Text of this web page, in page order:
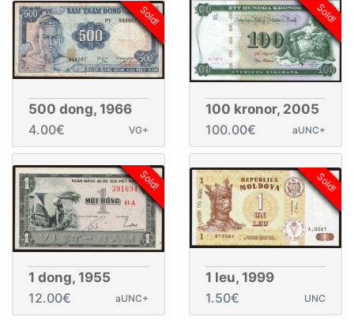
Sold!
500 dong, 1966
4.00€
VG+
Sold!
100 kronor, 2005
100.00€
aUNC+
Sold!
1 dong, 1955
12.00€
aUNC+
Sold!
1 leu, 1999
1.50€
UNC